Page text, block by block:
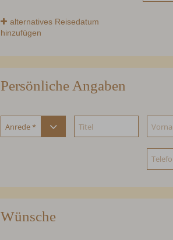
alternatives Reisedatum
hinzufügen
Persönliche Angaben
Wünsche